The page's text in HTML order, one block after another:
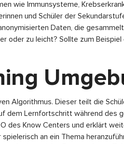
wie Immunsysteme,
und Schüler der
Daten, die
oder zu leicht? Sollte zum Beispiel
Algorithmus. Dieser teilt die
dem Lernfortschritt während des
des Know Centers und erklärt
an ein Thema